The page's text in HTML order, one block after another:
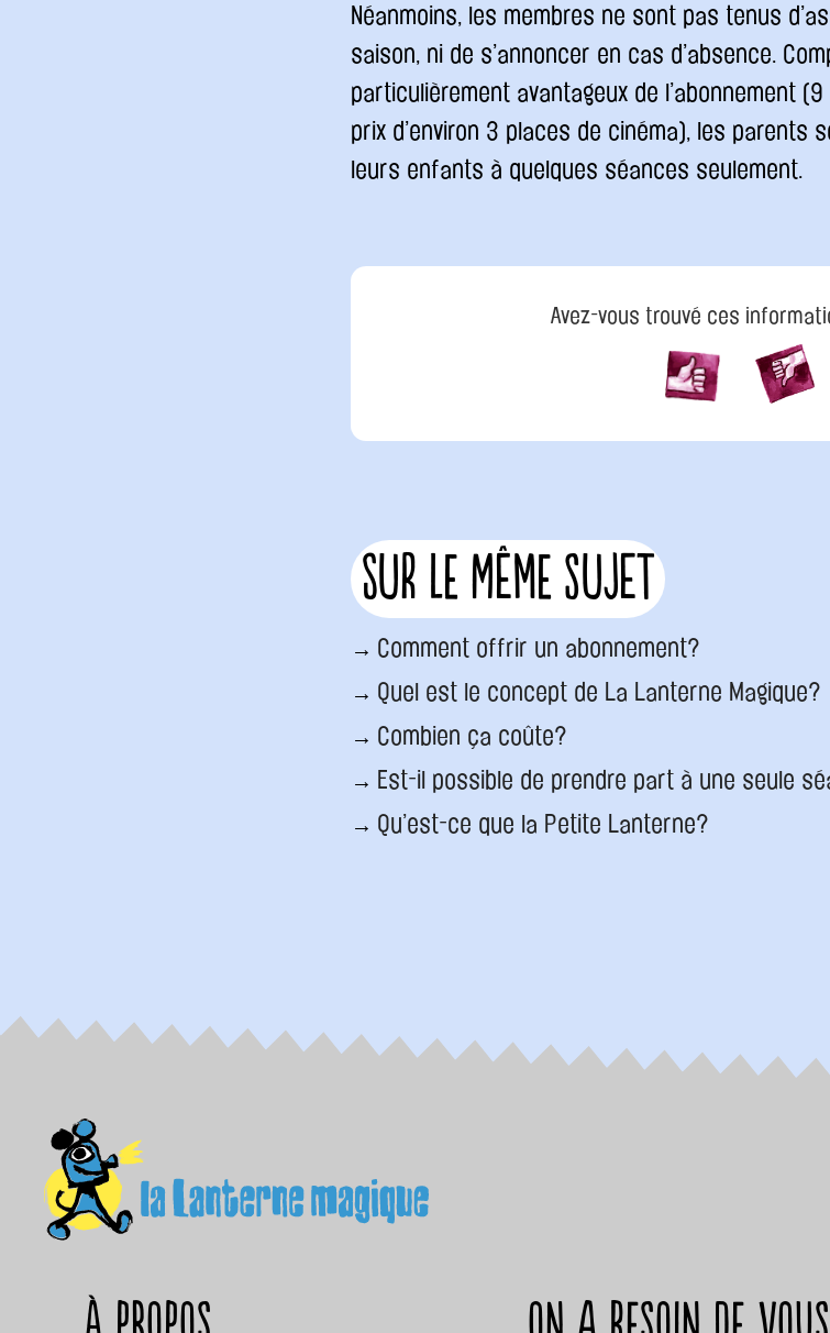
Néanmoins, les membres ne sont pas tenus
saison, ni de s’annoncer en cas d’absence.
particulièrement avantageux de l’abonnement
prix d’environ 3 places de cinéma), les parents
leurs enfants à quelques séances seulement.
Avez-vous trouvé ces
Sur le même sujet
Comment offrir un abonnement?
Quel est le concept de La Lanterne Magique?
Combien ça coûte?
Est-il possible de prendre part à une seule
Qu’est-ce que la Petite Lanterne?